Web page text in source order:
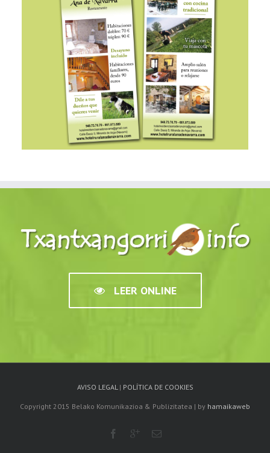
LEER ONLINE
AVISO LEGAL | POLÍTICA DE COOKIES
Copyright 2015 Belako Komunikazioa & Publizitatea | by hamaikaweb